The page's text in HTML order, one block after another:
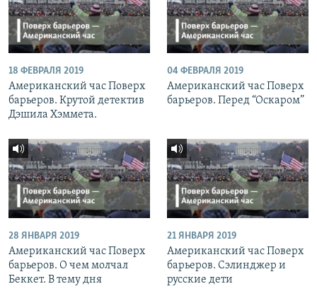
18 ФЕВРАЛЯ 2019
Американский час Поверх
барьеров. Крутой детектив
Дэшила Хэммета.
04 ФЕВРАЛЯ 2019
Американский час Поверх
барьеров. Перед “Оскаром”
28 ЯНВАРЯ 2019
Американский час Поверх
барьеров. О чем молчал
Беккет. В тему дня
21 ЯНВАРЯ 2019
Американский час Поверх
барьеров. Сэлинджер и
русские дети